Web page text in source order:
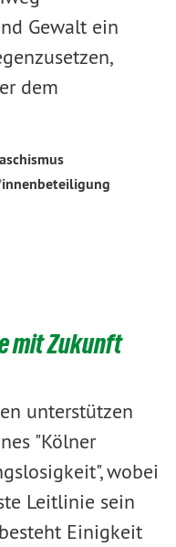
Gewalt ein
dem
mit Zukunft
unterstützen
"Kölner
wobei
Leitlinie sein
Einigkeit